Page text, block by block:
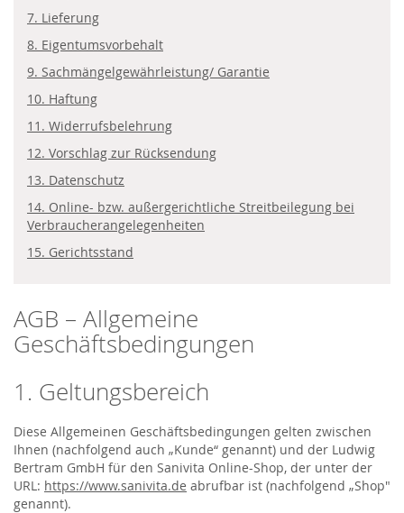
AGB – Allgemeine
Geschäftsbedingungen
1. Geltungsbereich
Diese Allgemeinen Geschäftsbedingungen gelten zwischen
Ihnen (nachfolgend auch „Kunde“ genannt) und der Ludwig
Bertram GmbH für den Sanivita Online-Shop, der unter der
URL: https://www.sanivita.de abrufbar ist (nachfolgend „Shop"
genannt).
7. Lieferung
8. Eigentumsvorbehalt
9. Sachmängelgewährleistung/ Garantie
10. Haftung
11. Widerrufsbelehrung
12. Vorschlag zur Rücksendung
13. Datenschutz
14. Online- bzw. außergerichtliche Streitbeilegung bei
Verbraucherangelegenheiten
15. Gerichtsstand